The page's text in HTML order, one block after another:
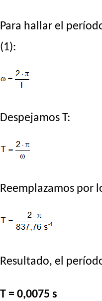
Para hallar el
(1):
Despejamos T:
Reemplazamos por
Resultado, el
T = 0,0075 s